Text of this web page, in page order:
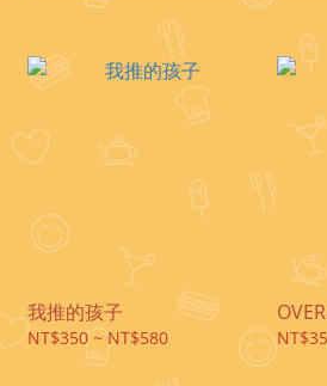
我推的孩子
NT$350 ~ NT$580